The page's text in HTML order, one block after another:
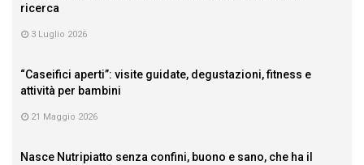
ricerca
3 Luglio 2026
“Caseifici aperti”: visite guidate, degustazioni, fitness e
attività per bambini
21 Maggio 2026
Nasce Nutripiatto senza confini, buono e sano, che ha il